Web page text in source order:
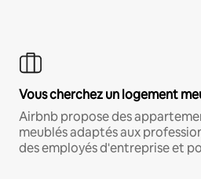
Vous cherchez un logement
Airbnb propose des
meublés adaptés aux
des employés d'entreprise et